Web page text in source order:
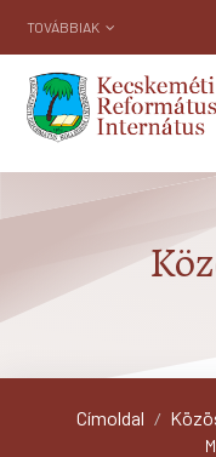
TOVÁBBIAK
Címoldal /